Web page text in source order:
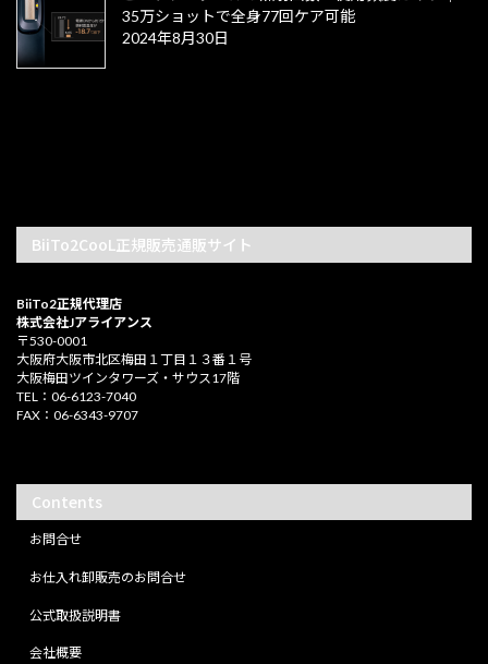
35万ショットで全身77回ケア可能
2024年8月30日
BiiTo2CooL正規販売通販サイト
BiiTo2正規代理店
株式会社Jアライアンス
〒530-0001
大阪府大阪市北区梅田１丁目１３番１号
大阪梅田ツインタワーズ・サウス17階
TEL：06-6123-7040
FAX：06-6343-9707
Contents
お問合せ
お仕入れ卸販売のお問合せ
公式取扱説明書
会社概要